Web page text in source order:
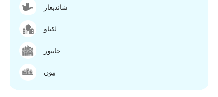
شانديغار
لكناو
جايبور
بيون